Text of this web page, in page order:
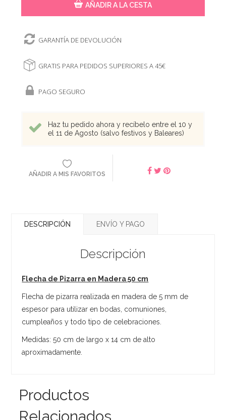
AÑADIR A LA CESTA
GARANTÍA DE DEVOLUCIÓN
GRATIS PARA PEDIDOS SUPERIORES A 45€
PAGO SEGURO
Haz tu pedido ahora y recíbelo entre el 10 y
el 11 de Agosto (salvo festivos y Baleares)
AÑADIR A MIS FAVORITOS
DESCRIPCIÓN ENVÍO Y PAGO
Descripción
Flecha de Pizarra en Madera 50 cm
Flecha de pizarra realizada en madera de 5 mm de
espesor para utilizar en bodas, comuniones,
cumpleaños y todo tipo de celebraciones.
Medidas: 50 cm de largo x 14 cm de alto
aproximadamente.
Productos
Relacionados